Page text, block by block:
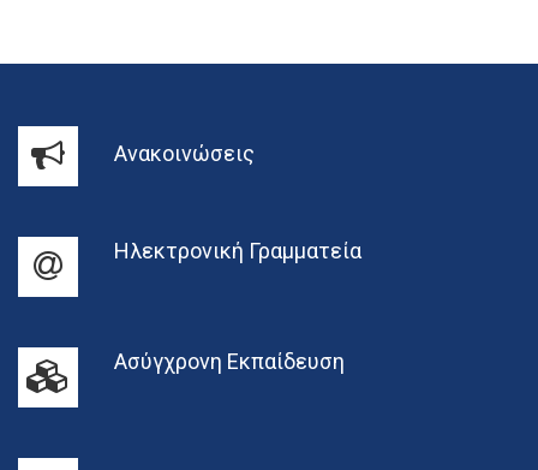
Ανακοινώσεις
Ηλεκτρονική Γραμματεία
Ασύγχρονη Εκπαίδευση